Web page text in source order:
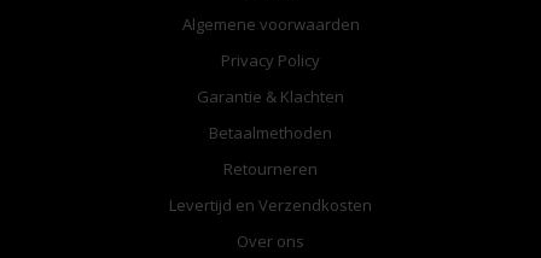
Algemene voorwaarden
Privacy Policy
Garantie & Klachten
Betaalmethoden
Retourneren
Levertijd en Verzendkosten
Over ons